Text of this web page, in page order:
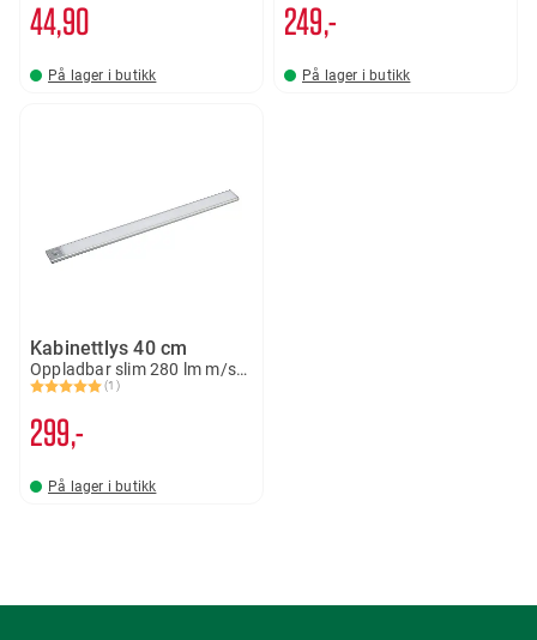
4490
På lager i butikk
249,-
På lager i butikk
Kabinettlys 40 cm
Oppladbar slim 280 lm m/sensor
Karakter:
(1)
5.0 av 5 mulige
299,-
På lager i butikk